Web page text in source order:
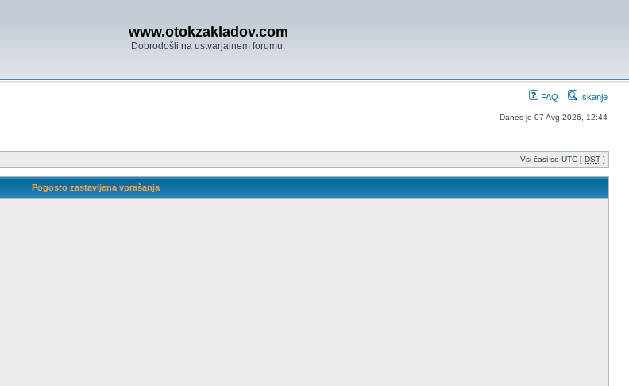
www.otokzakladov.com
Dobrodošli na ustvarjalnem forumu.
FAQ Iskanje
Danes je 07 Avg 2026, 12:44
Vsi časi so UTC [ DST ]
Pogosto zastavljena vprašanja